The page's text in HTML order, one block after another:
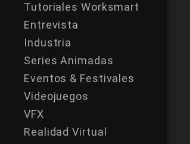
Tutoriales Worksmart
Entrevista
Industria
Series Animadas
Eventos & Festivales
Videojuegos
VFX
Realidad Virtual